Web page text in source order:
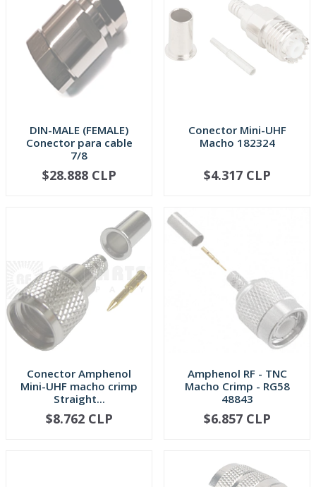
DIN-MALE (FEMALE)
Conector para cable
7/8
AGOTADO
$28.888 CLP
Conector Mini-UHF
Macho 182324
AGOTADO
$4.317 CLP
Conector Amphenol
Mini-UHF macho crimp
Straight...
AGOTADO
$8.762 CLP
Amphenol RF - TNC
Macho Crimp - RG58
48843
AGOTADO
$6.857 CLP